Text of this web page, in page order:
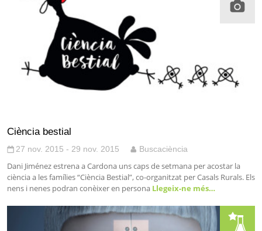
Ciència bestial
27 nov. 2015 - 29 nov. 2015 Buscaciència
Dani Jiménez estrena a Cardona uns caps de setmana per acostar la
ciència a les famílies “Ciència Bestial”, co-organitzat per Casals Rurals. Els
nens i nenes podran conèixer en persona Llegeix-ne més…